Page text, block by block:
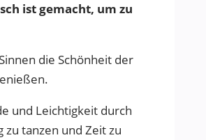
ist gemacht, um zu
die Schönheit der
und Leichtigkeit durch
zu tanzen und Zeit zu